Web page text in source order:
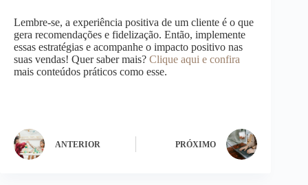
Lembre-se, a experiência positiva de um cliente é o que
gera recomendações e fidelização. Então, implemente
essas estratégias e acompanhe o impacto positivo nas
suas vendas! Quer saber mais? Clique aqui e confira
mais conteúdos práticos como esse.
ANTERIOR PRÓXIMO